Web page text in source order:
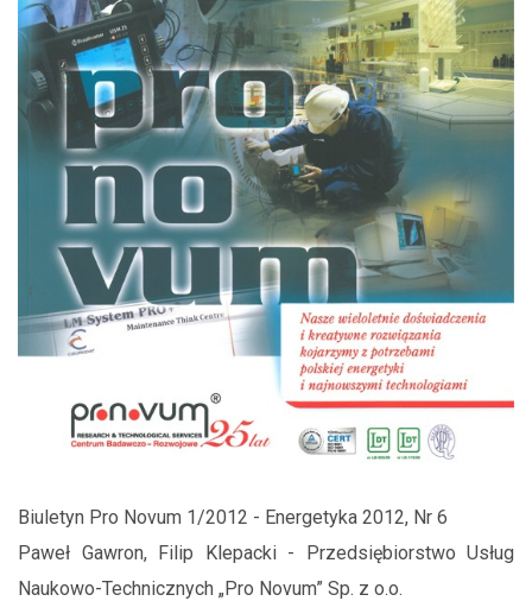
Biuletyn Pro Novum 1/2012 - Energetyka 2012, Nr 6
Paweł Gawron, Filip Klepacki - Przedsiębiorstwo Usług
Naukowo-Technicznych „Pro Novum” Sp. z o.o.